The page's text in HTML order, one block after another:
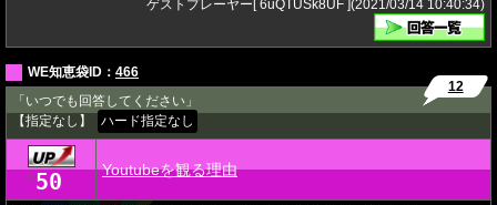
ゲストプレーヤー[ 6uQTUSk8UF ](2021/03/14 10:40:34)
WE知恵袋ID： 466
「いつでも回答してください」
【指定なし】
ハード指定なし
12
★ 50 Youtubeを観る理由